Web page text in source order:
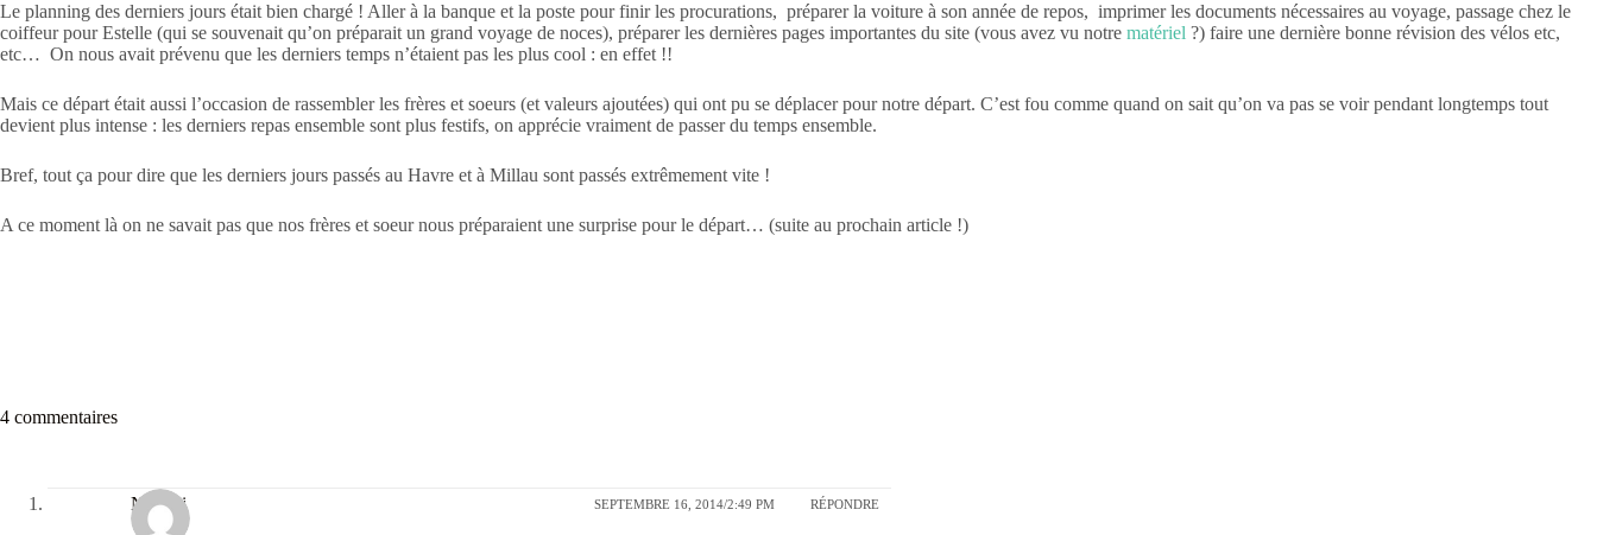
Le planning des derniers jours était bien chargé ! Aller à la banque et la poste pour finir les procurations, préparer la voiture à son année de repos, imprimer les documents nécessaires au voyage, passage chez le
coiffeur pour Estelle (qui se souvenait qu’on préparait un grand voyage de noces), préparer les dernières pages importantes du site (vous avez vu notre matériel ?) faire une dernière bonne révision des vélos etc,
etc… On nous avait prévenu que les derniers temps n’étaient pas les plus cool : en effet !!
Mais ce départ était aussi l’occasion de rassembler les frères et soeurs (et valeurs ajoutées) qui ont pu se déplacer pour notre départ. C’est fou comme quand on sait qu’on va pas se voir pendant longtemps tout
devient plus intense : les derniers repas ensemble sont plus festifs, on apprécie vraiment de passer du temps ensemble.
Bref, tout ça pour dire que les derniers jours passés au Havre et à Millau sont passés extrêmement vite !
A ce moment là on ne savait pas que nos frères et soeur nous préparaient une surprise pour le départ… (suite au prochain article !)
4 commentaires
Neiomi SEPTEMBRE 16, 2014/2:49 PM RÉPONDRE